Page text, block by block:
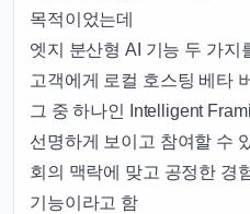
목적이었는데
엣지 분산형 AI 기능 두 가지
고객에게 로컬 호스팅 베타
그 중 하나인 Intelligent
선명하게 보이고 참여할 수
회의 맥락에 맞고 공정한 경
기능이라고 함